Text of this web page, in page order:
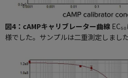
図4：cAMPキャリブレーター曲線
様でした。サンプルは二重測定しました